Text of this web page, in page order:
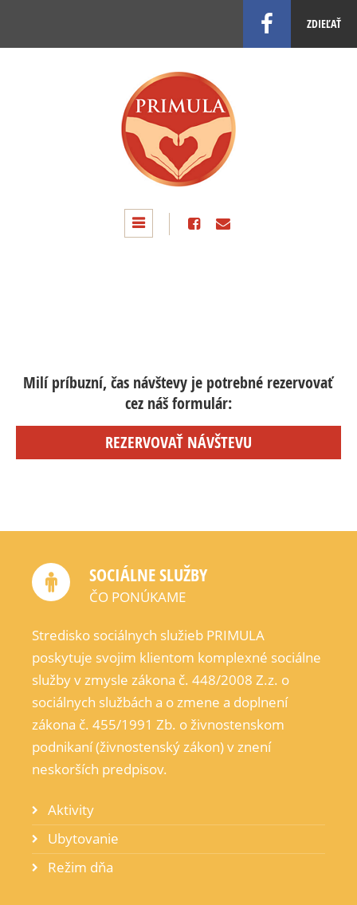
ZDIEĽAŤ
Milí príbuzní, čas návštevy je potrebné rezervovať
cez náš formulár:
REZERVOVAŤ NÁVŠTEVU
SOCIÁLNE SLUŽBY
ČO PONÚKAME
Stredisko sociálnych služieb PRIMULA
poskytuje svojim klientom komplexné sociálne
služby v zmysle zákona č. 448/2008 Z.z. o
sociálnych službách a o zmene a doplnení
zákona č. 455/1991 Zb. o živnostenskom
podnikaní (živnostenský zákon) v znení
neskorších predpisov.
Aktivity
Ubytovanie
Režim dňa